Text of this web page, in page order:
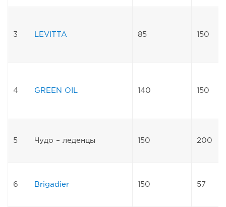
3 LEVITTA 85 150
4 GREEN OIL 140 150
5 Чудо – леденцы 150 200
6 Brigadier 150 57